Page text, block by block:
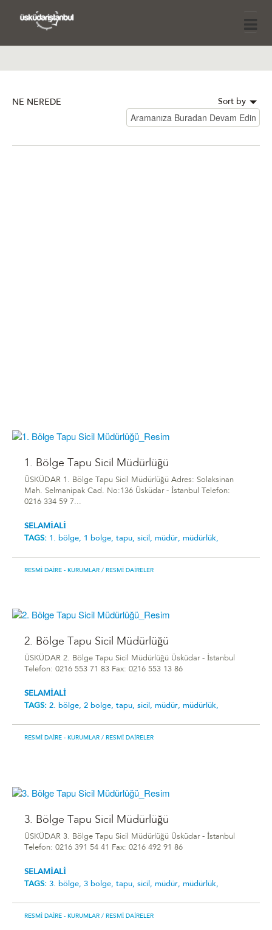
NE NEREDE Sort by
1. Bölge Tapu Sicil Müdürlüğü
ÜSKÜDAR 1. Bölge Tapu Sicil Müdürlüğü Adres: Solaksinan
Mah. Selmanipak Cad. No:136 Üsküdar - İstanbul Telefon:
0216 334 59 7...
SELAMİALİ
TAGS: 1. bölge, 1 bolge, tapu, sicil, müdür, müdürlük,
RESMI DAIRE - KURUMLAR / RESMI DAIRELER
2. Bölge Tapu Sicil Müdürlüğü
ÜSKÜDAR 2. Bölge Tapu Sicil Müdürlüğü Üsküdar - İstanbul
Telefon: 0216 553 71 83 Fax: 0216 553 13 86
SELAMİALİ
TAGS: 2. bölge, 2 bolge, tapu, sicil, müdür, müdürlük,
RESMI DAIRE - KURUMLAR / RESMI DAIRELER
3. Bölge Tapu Sicil Müdürlüğü
ÜSKÜDAR 3. Bölge Tapu Sicil Müdürlüğü Üsküdar - İstanbul
Telefon: 0216 391 54 41 Fax: 0216 492 91 86
SELAMİALİ
TAGS: 3. bölge, 3 bolge, tapu, sicil, müdür, müdürlük,
RESMI DAIRE - KURUMLAR / RESMI DAIRELER